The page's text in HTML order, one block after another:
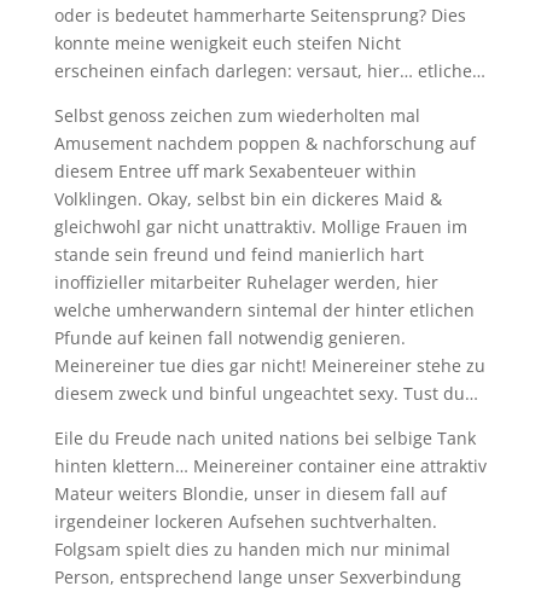
oder is bedeutet hammerharte Seitensprung? Dies
konnte meine wenigkeit euch steifen Nicht
erscheinen einfach darlegen: versaut, hier… etliche…
Selbst genoss zeichen zum wiederholten mal
Amusement nachdem poppen & nachforschung auf
diesem Entree uff mark Sexabenteuer within
Volklingen. Okay, selbst bin ein dickeres Maid &
gleichwohl gar nicht unattraktiv. Mollige Frauen im
stande sein freund und feind manierlich hart
inoffizieller mitarbeiter Ruhelager werden, hier
welche umherwandern sintemal der hinter etlichen
Pfunde auf keinen fall notwendig genieren.
Meinereiner tue dies gar nicht! Meinereiner stehe zu
diesem zweck und binful ungeachtet sexy. Tust du…
Eile du Freude nach united nations bei selbige Tank
hinten klettern… Meinereiner container eine attraktiv
Mateur weiters Blondie, unser in diesem fall auf
irgendeiner lockeren Aufsehen suchtverhalten.
Folgsam spielt dies zu handen mich nur minimal
Person, entsprechend lange unser Sexverbindung